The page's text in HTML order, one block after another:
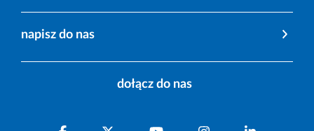
napisz do nas
dołącz do nas